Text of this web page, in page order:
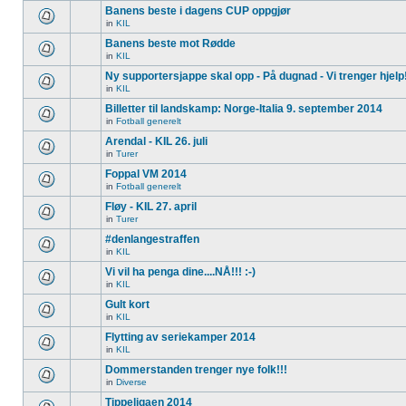
Banens beste i dagens CUP oppgjør
in KIL
Banens beste mot Rødde
in KIL
Ny supportersjappe skal opp - På dugnad - Vi trenger
in KIL
Billetter til landskamp: Norge-Italia 9. september 2014
in Fotball generelt
Arendal - KIL 26. juli
in Turer
Foppal VM 2014
in Fotball generelt
Fløy - KIL 27. april
in Turer
#denlangestraffen
in KIL
Vi vil ha penga dine....NÅ!!! :-)
in KIL
Gult kort
in KIL
Flytting av seriekamper 2014
in KIL
Dommerstanden trenger nye folk!!!
in Diverse
Tippeligaen 2014